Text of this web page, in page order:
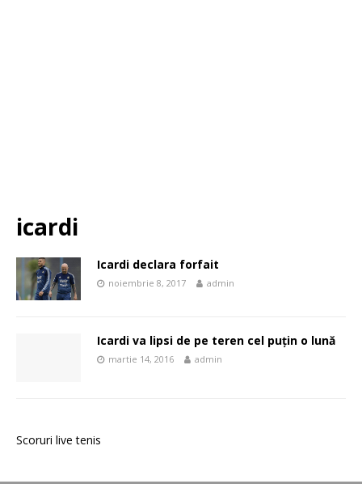
icardi
Icardi declara forfait
noiembrie 8, 2017 admin
Icardi va lipsi de pe teren cel puțin o lună
martie 14, 2016 admin
Scoruri live tenis